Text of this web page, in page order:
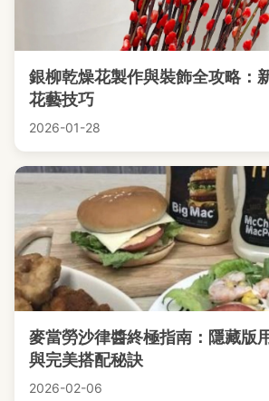
銀柳乾燥花製作與裝飾全攻略：
花藝技巧
2026-01-28
麥當勞沙律醬終極指南：隱藏版
與完美搭配秘訣
2026-02-06